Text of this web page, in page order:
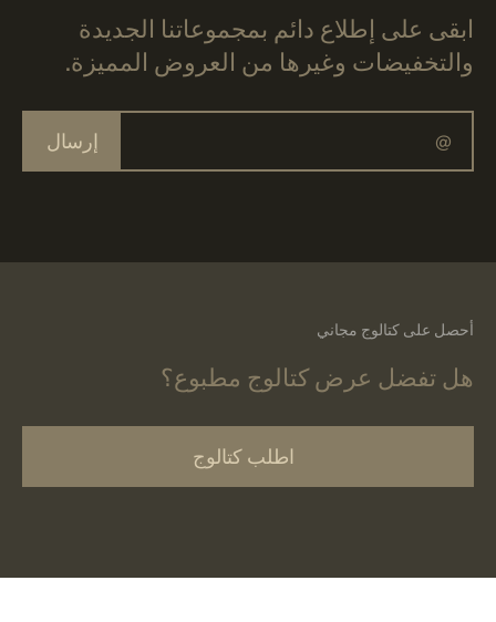
ابقى على إطلاع دائم بمجموعاتنا الجديدة
والتخفيضات وغيرها من العروض المميزة.
إرسال
أحصل على كتالوج مجاني
هل تفضل عرض كتالوج مطبوع؟
اطلب كتالوج